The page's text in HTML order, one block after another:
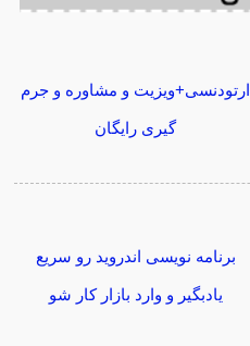
ارتودنسی+ویزیت و مشاوره و جرم
گیری رایگان
برنامه نویسی اندروید رو سریع
یادبگیر و وارد بازار کار شو